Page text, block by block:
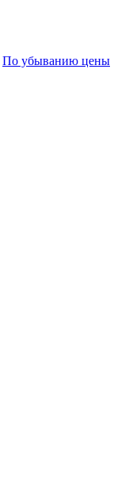
По убыванию цены